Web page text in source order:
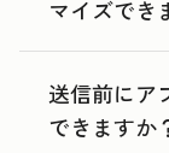
マイズでき
送信前にア
できますか